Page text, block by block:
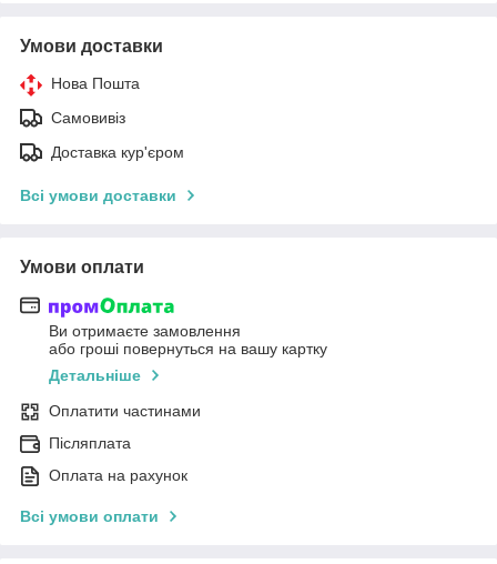
Умови доставки
Нова Пошта
Самовивіз
Доставка кур'єром
Всі умови доставки
Умови оплати
Ви отримаєте замовлення
або гроші повернуться на вашу картку
Детальніше
Оплатити частинами
Післяплата
Оплата на рахунок
Всі умови оплати